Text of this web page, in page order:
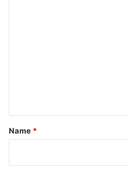
*
Name *